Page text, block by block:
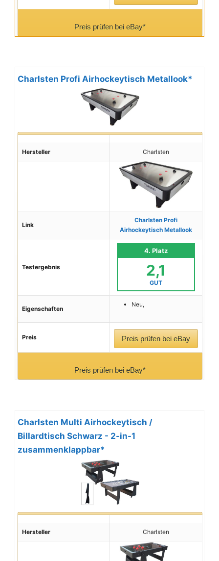
Preis prüfen bei eBay*
Charlsten Profi Airhockeytisch Metallook*
Hersteller Charlsten
Link
Charlsten Profi
Airhockeytisch Metallook
Testergebnis
4. Platz
2,1
GUT
Eigenschaften
Neu,
Preis Preis prüfen bei eBay
Preis prüfen bei eBay*
Charlsten Multi Airhockeytisch /
Billardtisch Schwarz - 2-in-1
zusammenklappbar*
Hersteller Charlsten